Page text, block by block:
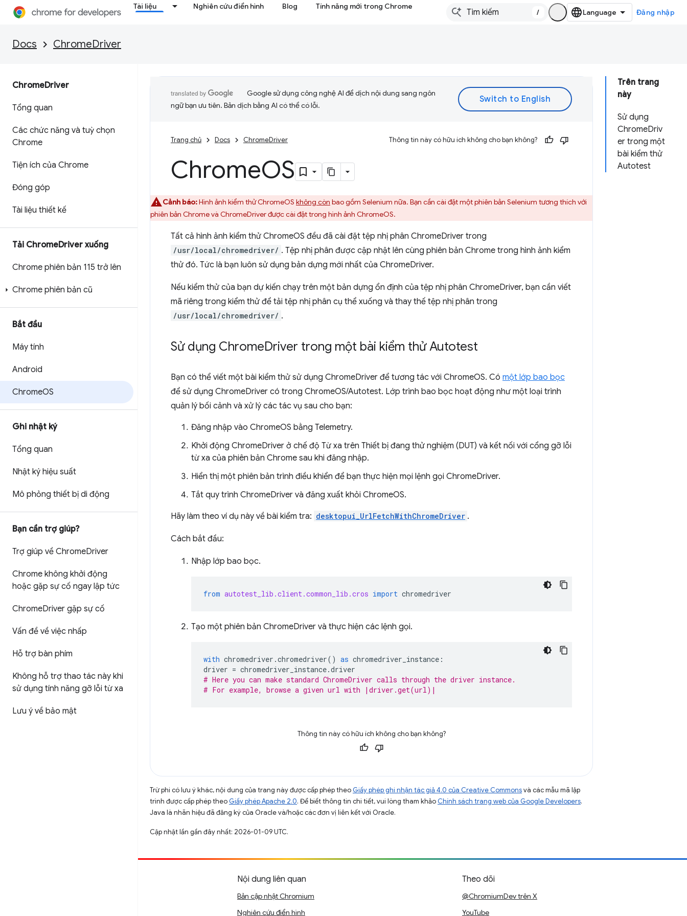
Tài liệu Nghiên cứu điển hình Blog Tính năng mới trong Chrome
/ Đăng nhập
Docs ChromeDriver
ChromeDriver
Tổng quan
Các chức năng và tuỳ chọn
Chrome
Tiện ích của Chrome
Đóng góp
Tài liệu thiết kế
Tải ChromeDriver xuống
Chrome phiên bản 115 trở lên
Chrome phiên bản cũ
Bắt đầu
Máy tính
Android
ChromeOS
Ghi nhật ký
Tổng quan
Nhật ký hiệu suất
Mô phỏng thiết bị di động
Bạn cần trợ giúp?
Trợ giúp về ChromeDriver
Chrome không khởi động
hoặc gặp sự cố ngay lập tức
ChromeDriver gặp sự cố
Vấn đề về việc nhấp
Hỗ trợ bàn phím
Không hỗ trợ thao tác này khi
sử dụng tính năng gỡ lỗi từ xa
Lưu ý về bảo mật
Trên trang
này
Sử dụng
ChromeDriv
er trong một
bài kiểm thử
Autotest
Google sử dụng công nghệ AI để dịch nội dung sang ngôn
ngữ bạn ưu tiên. Bản dịch bằng AI có thể có lỗi.
Trang chủ Docs ChromeDriver Thông tin này có hữu ích không cho bạn không?
ChromeOS
Cảnh báo:Hình ảnh kiểm thử ChromeOS không còn bao gồm Selenium nữa. Bạn cần cài đặt một phiên bản Selenium tương thích với
phiên bản Chrome và ChromeDriver được cài đặt trong hình ảnh ChromeOS.
Tất cả hình ảnh kiểm thử ChromeOS đều đã cài đặt tệp nhị phân ChromeDriver trong
/usr/local/chromedriver/ . Tệp nhị phân được cập nhật lên cùng phiên bản Chrome trong hình ảnh kiểm
thử đó. Tức là bạn luôn sử dụng bản dựng mới nhất của ChromeDriver.
Nếu kiểm thử của bạn dự kiến chạy trên một bản dựng ổn định của tệp nhị phân ChromeDriver, bạn cần viết
mã riêng trong kiểm thử để tải tệp nhị phân cụ thể xuống và thay thế tệp nhị phân trong
/usr/local/chromedriver/ .
Sử dụng ChromeDriver trong một bài kiểm thử Autotest
Bạn có thể viết một bài kiểm thử sử dụng ChromeDriver để tương tác với ChromeOS. Có một lớp bao bọc
để sử dụng ChromeDriver có trong ChromeOS/Autotest. Lớp trình bao bọc hoạt động như một loại trình
quản lý bối cảnh và xử lý các tác vụ sau cho bạn:
Đăng nhập vào ChromeOS bằng Telemetry.
Khởi động ChromeDriver ở chế độ Từ xa trên Thiết bị đang thử nghiệm (DUT) và kết nối với cổng gỡ lỗi
từ xa của phiên bản Chrome sau khi đăng nhập.
Hiển thị một phiên bản trình điều khiển để bạn thực hiện mọi lệnh gọi ChromeDriver.
Tắt quy trình ChromeDriver và đăng xuất khỏi ChromeOS.
Hãy làm theo ví dụ này về bài kiểm tra: desktopui_UrlFetchWithChromeDriver .
Cách bắt đầu:
Nhập lớp bao bọc.
from autotest_lib.client.common_lib.cros import chromedriver
Tạo một phiên bản ChromeDriver và thực hiện các lệnh gọi.
with chromedriver .chromedriver() as chromedriver_instance :
driver = chromedriver_instance.driver
# Here you can make standard ChromeDriver calls through the driver instance.
# For example, browse a given url with |driver.get(url)|
Thông tin này có hữu ích không cho bạn không?
Trừ phi có lưu ý khác, nội dung của trang này được cấp phép theo Giấy phép ghi nhận tác giả 4.0 của Creative Commonsvà các mẫu mã lập
trình được cấp phép theo Giấy phép Apache 2.0. Để biết thông tin chi tiết, vui lòng tham khảo Chính sách trang web của Google Developers.
Java là nhãn hiệu đã đăng ký của Oracle và/hoặc các đơn vị liên kết với Oracle.
Cập nhật lần gần đây nhất: 2026-01-09 UTC.
Nội dung liên quan
Bản cập nhật Chromium
Nghiên cứu điển hình
Theo dõi
@ChromiumDev trên X
YouTube